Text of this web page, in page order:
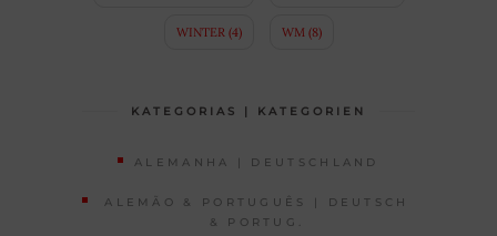
WINTER (4) WM (8)
KATEGORIAS | KATEGORIEN
ALEMANHA | DEUTSCHLAND
ALEMÃO & PORTUGUÊS | DEUTSCH
& PORTUG.